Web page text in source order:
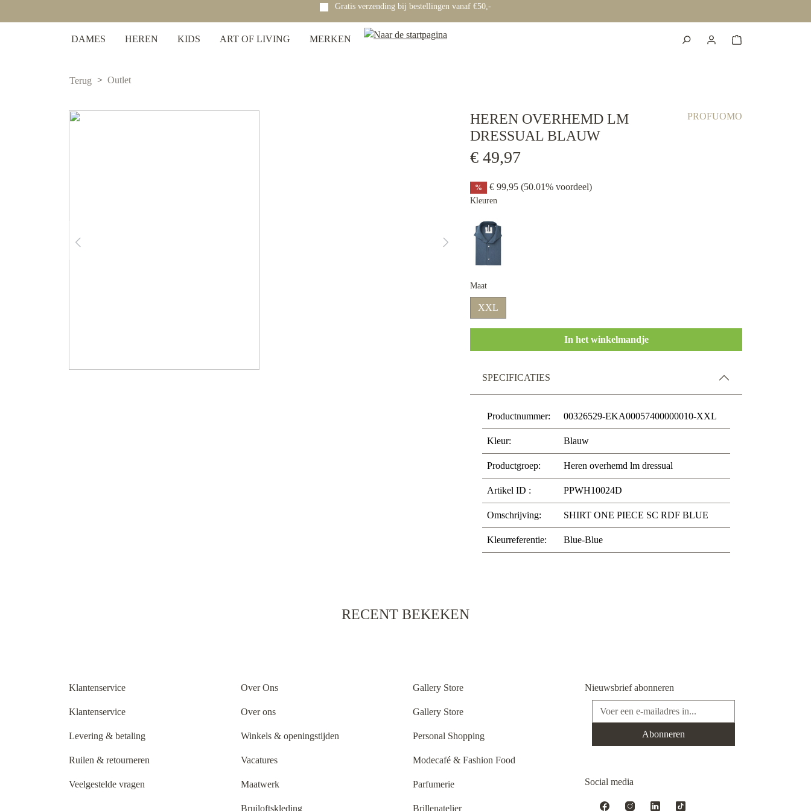
Gratis verzending bij bestellingen vanaf €50,-
DAMES HEREN KIDS ART OF LIVING MERKEN
Terug Outlet
HEREN OVERHEMD LM
DRESSUAL BLAUW
PROFUOMO
€ 49,97
% € 99,95 (50.01% voordeel)
Kleuren
Maat
XXL
In het winkelmandje
SPECIFICATIES
Productnummer: 00326529-EKA00057400000010-XXL
Kleur: Blauw
Productgroep: Heren overhemd lm dressual
Artikel ID : PPWH10024D
Omschrijving: SHIRT ONE PIECE SC RDF BLUE
Kleurreferentie: Blue-Blue
RECENT BEKEKEN
Klantenservice
Klantenservice
Levering & betaling
Ruilen & retourneren
Veelgestelde vragen
Over Ons
Over ons
Winkels & openingstijden
Vacatures
Maatwerk
Bruiloftskleding
Gallery Store
Gallery Store
Personal Shopping
Modecafé & Fashion Food
Parfumerie
Brillenatelier
Nieuwsbrief abonneren
E-mailadres*
Abonneren
Social media